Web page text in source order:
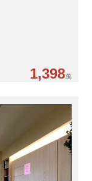
1,398萬